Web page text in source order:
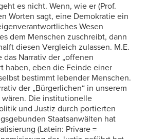
es nicht. Wenn, wie er (Prof.
Worten sagt, eine Demokratie ein
Wesen
dem Menschen zuschreibt, dann
diesen Vergleich zulassen. M.E.
Narrativ der „offenen
haben, eben die Feinde einer
bestimmt lebender Menschen.
der „Bürgerlichen“ in unserem
wären. Die institutionelle
und Justiz durch portierten
Staatsanwälten hat
(Latein: Privare =